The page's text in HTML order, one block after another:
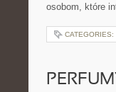
osobom, które
CATEGORIES: